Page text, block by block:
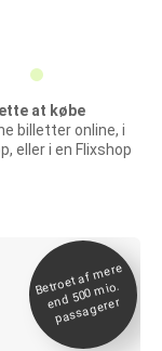
at købe
billetter online, i
eller i en Flixshop
Betroet af
mere
end 500
mio.
passagerer